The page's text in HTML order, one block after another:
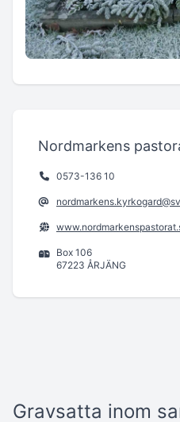
Nordmarkens
0573-136 10
Box 106
67223 ÅRJÄNG
Gravsatta inom